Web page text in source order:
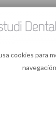
HORA
cookies para